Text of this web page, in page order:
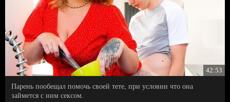
42:53
Парень пообещал помочь своей тете, при условии что она
займется с ним сексом.